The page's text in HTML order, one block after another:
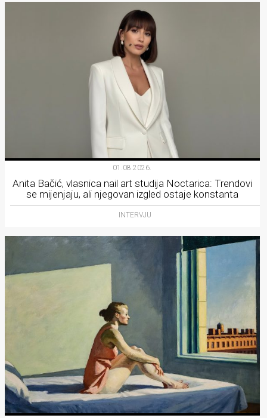
01.08.2026.
Anita Bačić, vlasnica nail art studija Noctarica: Trendovi
se mijenjaju, ali njegovan izgled ostaje konstanta
INTERVJU